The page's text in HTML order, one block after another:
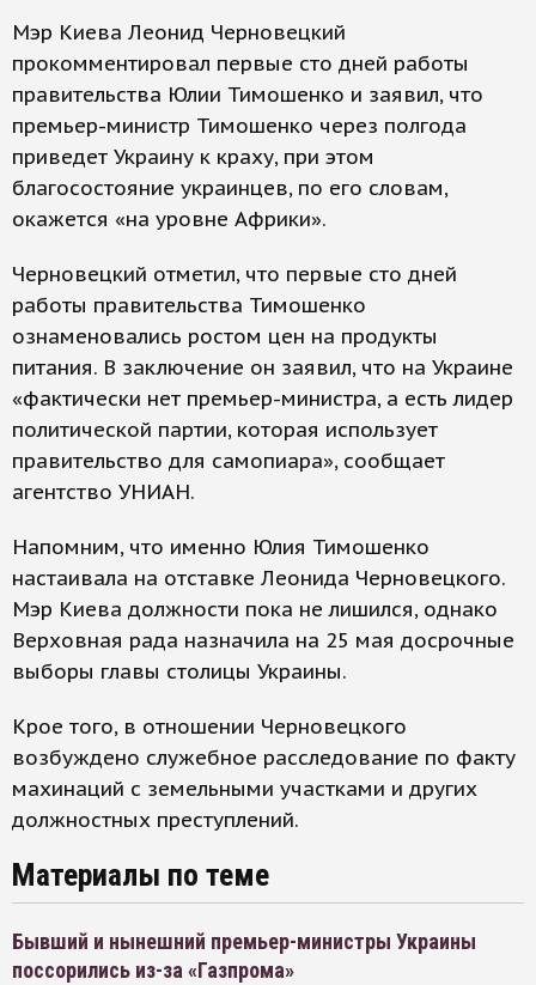
Мэр Киева Леонид Черновецкий
прокомментировал первые сто дней работы
правительства Юлии Тимошенко и заявил, что
премьер-министр Тимошенко через полгода
приведет Украину к краху, при этом
благосостояние украинцев, по его словам,
окажется «на уровне Африки».
Черновецкий отметил, что первые сто дней
работы правительства Тимошенко
ознаменовались ростом цен на продукты
питания. В заключение он заявил, что на Украине
«фактически нет премьер-министра, а есть лидер
политической партии, которая использует
правительство для самопиара», сообщает
агентство УНИАН.
Напомним, что именно Юлия Тимошенко
настаивала на отставке Леонида Черновецкого.
Мэр Киева должности пока не лишился, однако
Верховная рада назначила на 25 мая досрочные
выборы главы столицы Украины.
Крое того, в отношении Черновецкого
возбуждено служебное расследование по факту
махинаций с земельными участками и других
должностных преступлений.
Материалы по теме
Бывший и нынешний премьер-министры Украины
поссорились из-за «Газпрома»